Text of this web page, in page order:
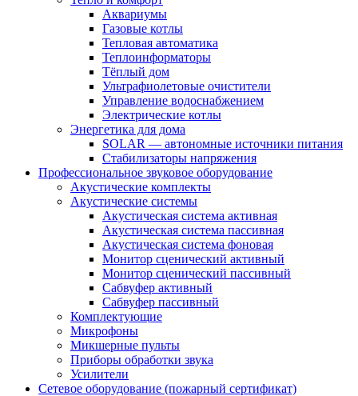
Аквариумы
Газовые котлы
Тепловая автоматика
Теплоинформаторы
Тёплый дом
Ультрафиолетовые очистители
Управление водоснабжением
Электрические котлы
Энергетика для дома
SOLAR — автономные источники питания
Стабилизаторы напряжения
Профессиональное звуковое оборудование
Акустические комплекты
Акустические системы
Акустическая система активная
Акустическая система пассивная
Акустическая система фоновая
Монитор сценический активный
Монитор сценический пассивный
Сабвуфер активный
Сабвуфер пассивный
Комплектующие
Микрофоны
Микшерные пульты
Приборы обработки звука
Усилители
Сетевое оборудование (пожарный сертификат)